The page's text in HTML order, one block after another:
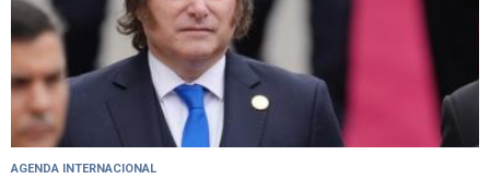
AGENDA INTERNACIONAL